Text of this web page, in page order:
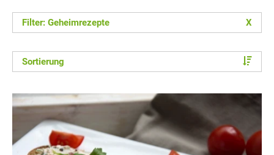
Filter: Geheimrezepte X
Sortierung